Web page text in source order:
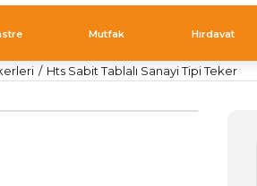
Mutfak Hırdavat
Hts Sabit Tablalı Sanayi Tipi Teker